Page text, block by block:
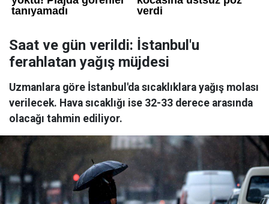
Saat ve gün verildi: İstanbul'u
ferahlatan yağış müjdesi
Uzmanlara göre İstanbul'da sıcaklıklara yağış molası
verilecek. Hava sıcaklığı ise 32-33 derece arasında
olacağı tahmin ediliyor.